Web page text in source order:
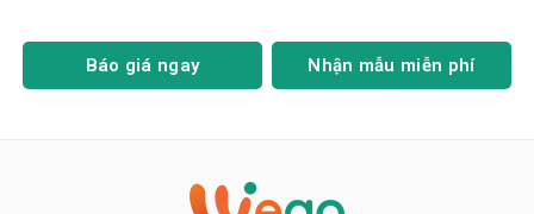
Báo giá ngay Nhận mẫu miễn phí